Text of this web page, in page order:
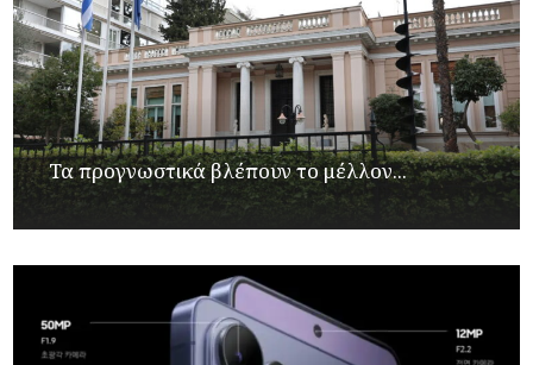
Τα προγνωστικά βλέπουν το μέλλον...